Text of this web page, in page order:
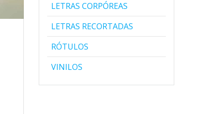
LETRAS CORPÓREAS
LETRAS RECORTADAS
RÓTULOS
VINILOS